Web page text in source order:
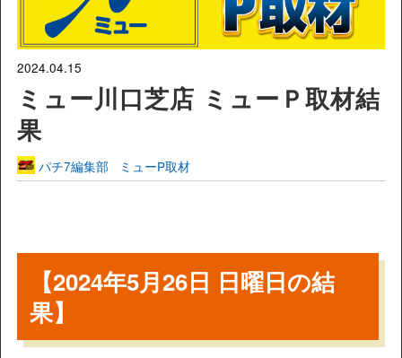
2024.04.15
ミュー川口芝店 ミューＰ取材結
果
パチ7編集部 ミューP取材
【2024年5月26日 日曜日の結
果】